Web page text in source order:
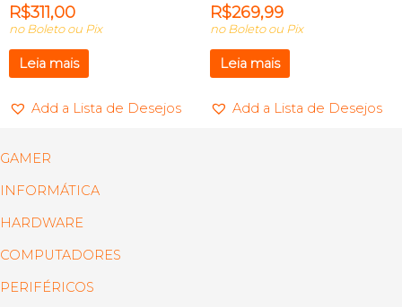
R$311,00
no Boleto ou Pix
Leia mais
Add a Lista de Desejos
R$269,99
no Boleto ou Pix
Leia mais
Add a Lista de Desejos
GAMER
INFORMÁTICA
HARDWARE
COMPUTADORES
PERIFÉRICOS